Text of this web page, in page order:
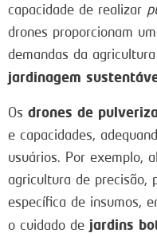
capacidade de realizar
drones proporcionam
demandas da
jardinagem
Os drones de
e capacidades,
usuários. Por exemplo,
agricultura de precisão,
específica de insumos,
o cuidado de jardins